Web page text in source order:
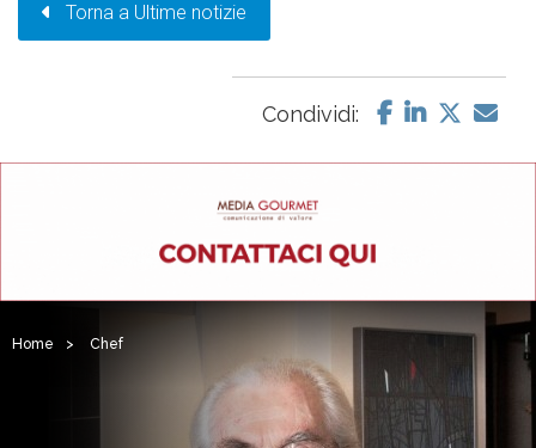
Torna a Ultime notizie
Condividi:
Home > Chef